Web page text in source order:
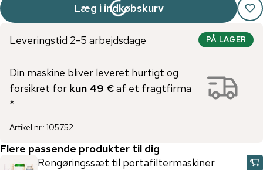
Læg i indkøbskurv
Leveringstid 2-5 arbejdsdage PÅ LAGER
Din maskine bliver leveret hurtigt og
forsikret for kun 49 €af et fragtfirma
*
Artikel nr.: 105752
Flere passende produkter til dig
Rengøringssæt til portafiltermaskiner